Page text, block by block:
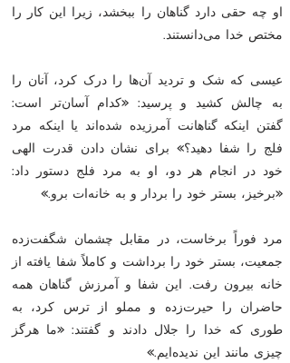
او چه حقی دارد گناهان را ببخشد، زیرا این کار را
مختص خدا می‌دانستند.
عیسی که شک و تردید آن‌ها را درک کرد، آنان را
به چالش کشید و پرسید: «کدام آسان‌تر است:
گفتن اینکه گناهانت آمرزیده شده‌اند یا اینکه مرد
فلج را شفا دهید؟» برای نشان دادن قدرت الهی
خود در انجام هر دو، او به مرد فلج دستور داد:
«برخیز، بستر خود را بردار و به خانه‌ات برو.»
مرد فوراً برخاست، در مقابل چشمان شگفت‌زده
جمعیت، بستر خود را برداشت و کاملاً شفا یافته از
خانه بیرون رفت. این شفا و آمرزش گناهان همه
حاضران را حیرت‌زده و مملو از ترس کرد، به
طوری که خدا را جلال دادند و گفتند: «ما هرگز
چیزی مانند این ندیده‌ایم.»